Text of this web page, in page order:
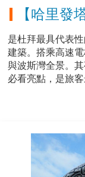
【哈里發
是杜拜最具代表
建築。搭乘高速
與波斯灣全景。
必看亮點，是旅